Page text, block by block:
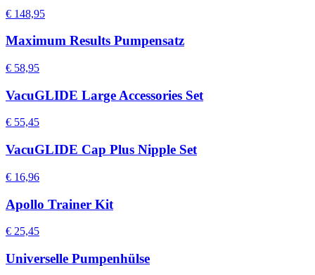
€ 148,95
Maximum Results Pumpensatz
€ 58,95
VacuGLIDE Large Accessories Set
€ 55,45
VacuGLIDE Cap Plus Nipple Set
€ 16,96
Apollo Trainer Kit
€ 25,45
Universelle Pumpenhülse